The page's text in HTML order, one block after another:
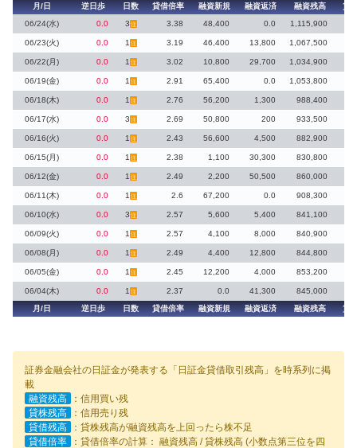
月/日
逆日歩 日数 貸借倍率 融資新規 融資返済 融資残高
貸
06/24(水)
0.0 3 注 3.38 48,400 0.0 1,115,900
06/23(火) 0.0 1 注 3.19 46,400 13,800 1,067,500
06/22(月) 0.0 1 注 3.02 10,800 29,700 1,034,900
06/19(金) 0.0 1 注 2.91 65,400 0.0 1,053,800
06/18(木) 0.0 1 注 2.76 56,200 1,300 988,400
06/17(水) 0.0 3 注 2.69 50,800 200 933,500
06/16(火) 0.0 1 注 2.43 56,600 4,500 882,900
06/15(月) 0.0 1 注 2.38 1,100 30,300 830,800
06/12(金) 0.0 1 注 2.49 2,200 50,500 860,000
06/11(木) 0.0 1 注 2.6 67,200 0.0 908,300
06/10(水) 0.0 3 注 2.57 5,600 5,400 841,100
06/09(火) 0.0 1 注 2.57 4,100 8,000 840,900
06/08(月) 0.0 1 注 2.49 4,400 12,800 844,800
06/05(金) 0.0 1 注 2.45 12,200 4,000 853,200
06/04(木) 0.0 1 注 2.37 0.0 41,300
845,000
月/日
逆日歩 日数 貸借倍率 融資新規 融資返済 融資残高 貸
証券金融会社の日証金が発表する「日証金貸借取引残高」を時系列に掲
載
融資残高
：信用買い残
貸株残高
：信用売り残
貸借残高
：貸株残高が融資残高を上回ったら株不足
貸借倍率
：貸借倍率の計算： 融資残高 / 貸株残高 (小数点第三位を四